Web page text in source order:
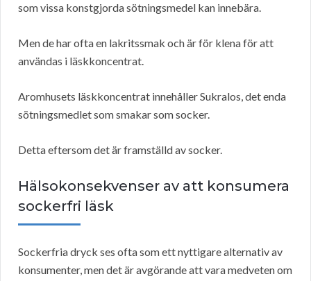
som vissa konstgjorda sötningsmedel kan innebära.
Men de har ofta en lakritssmak och är för klena för att
användas i läskkoncentrat.
Aromhusets läskkoncentrat innehåller Sukralos, det enda
sötningsmedlet som smakar som socker.
Detta eftersom det är framställd av socker.
Hälsokonsekvenser av att konsumera
sockerfri läsk
Sockerfria dryck ses ofta som ett nyttigare alternativ av
konsumenter, men det är avgörande att vara medveten om